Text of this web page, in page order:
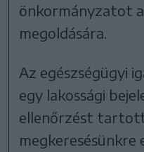
önkormányzatot
megoldására.
Az egészségügyi
egy lakossági
ellenőrzést
megkeresésünkre